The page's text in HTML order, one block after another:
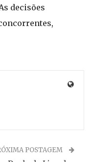
decisões
POSTAGEM